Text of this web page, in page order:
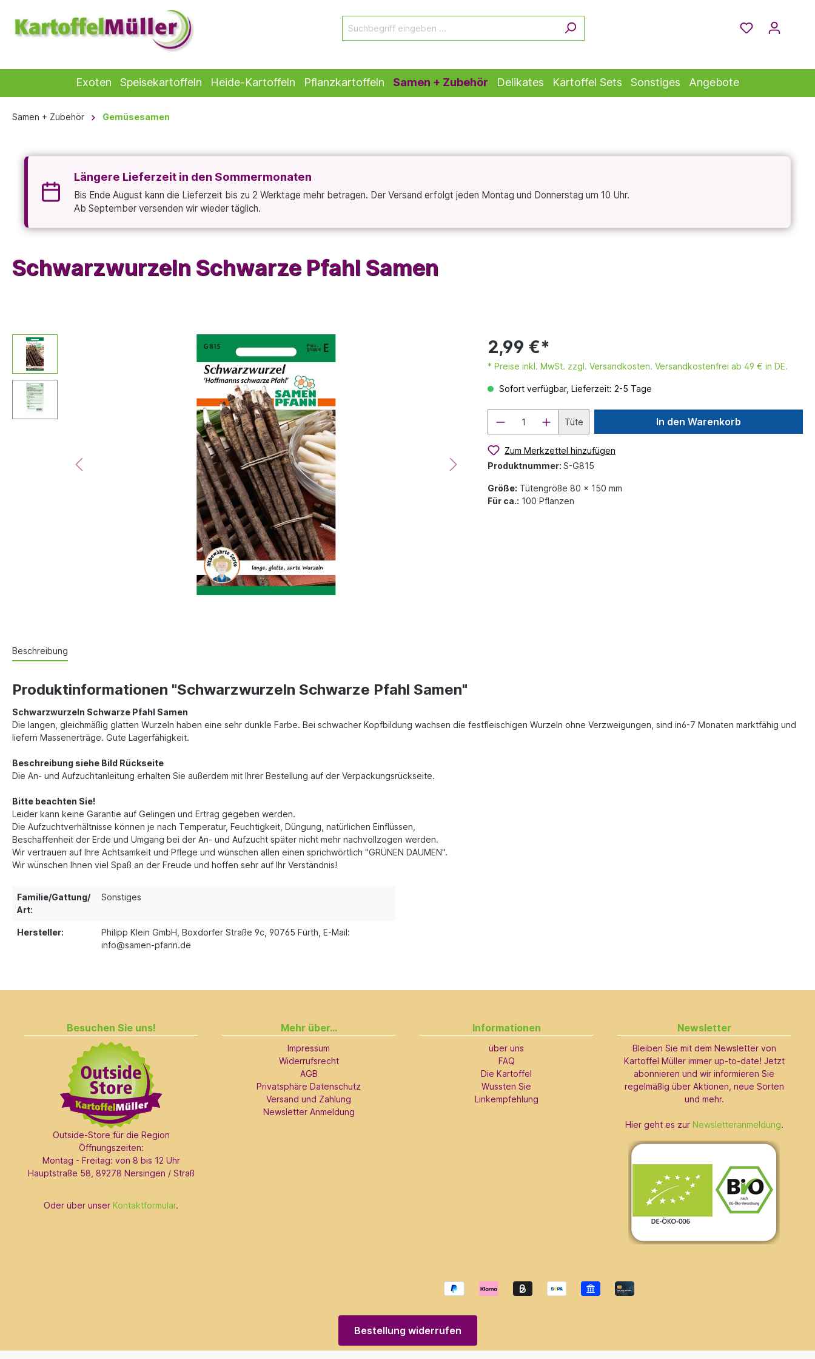
Exoten Speisekartoffeln Heide-Kartoffeln Pflanzkartoffeln Samen + Zubehör Delikates Kartoffel Sets Sonstiges Angebote
Samen + Zubehör Gemüsesamen
Längere Lieferzeit in den Sommermonaten
Bis Ende August kann die Lieferzeit bis zu 2 Werktage mehr betragen. Der Versand erfolgt jeden Montag und Donnerstag um 10 Uhr.
Ab September versenden wir wieder täglich.
Schwarzwurzeln Schwarze Pfahl Samen
2,99 €*
* Preise inkl. MwSt. zzgl. Versandkosten. Versandkostenfrei ab 49 € in DE.
Sofort verfügbar, Lieferzeit: 2-5 Tage
Tüte In den Warenkorb
Zum Merkzettel hinzufügen
Produktnummer: S-G815
Größe: Tütengröße 80 x 150 mm
Für ca.: 100 Pflanzen
Beschreibung
Produktinformationen "Schwarzwurzeln Schwarze Pfahl Samen"
Schwarzwurzeln Schwarze Pfahl Samen
Die langen, gleichmäßig glatten Wurzeln haben eine sehr dunkle Farbe. Bei schwacher Kopfbildung wachsen die festfleischigen Wurzeln ohne Verzweigungen, sind in6-7 Monaten marktfähig und
liefern Massenerträge. Gute Lagerfähigkeit.
Beschreibung siehe Bild Rückseite
Die An- und Aufzuchtanleitung erhalten Sie außerdem mit Ihrer Bestellung auf der Verpackungsrückseite.
Bitte beachten Sie!
Leider kann keine Garantie auf Gelingen und Ertrag gegeben werden.
Die Aufzuchtverhältnisse können je nach Temperatur, Feuchtigkeit, Düngung, natürlichen Einflüssen,
Beschaffenheit der Erde und Umgang bei der An- und Aufzucht später nicht mehr nachvollzogen werden.
Wir vertrauen auf Ihre Achtsamkeit und Pflege und wünschen allen einen sprichwörtlich "GRÜNEN DAUMEN".
Wir wünschen Ihnen viel Spaß an der Freude und hoffen sehr auf Ihr Verständnis!
Familie/Gattung/
Art:
Sonstiges
Hersteller:
Philipp Klein GmbH, Boxdorfer Straße 9c, 90765 Fürth, E-Mail:
info@samen-pfann.de
Mehr über...
Impressum
Widerrufsrecht
AGB
Privatsphäre Datenschutz
Versand und Zahlung
Newsletter Anmeldung
Informationen
über uns
FAQ
Die Kartoffel
Wussten Sie
Linkempfehlung
Besuchen Sie uns!
Outside-Store für die Region
Öffnungszeiten:
Montag - Freitag: von 8 bis 12 Uhr
Hauptstraße 58, 89278 Nersingen / Straß
Oder über unser Kontaktformular.
Newsletter
Bleiben Sie mit dem Newsletter von
Kartoffel Müller immer up-to-date! Jetzt
abonnieren und wir informieren Sie
regelmäßig über Aktionen, neue Sorten
und mehr.
Hier geht es zur Newsletteranmeldung.
Bestellung widerrufen